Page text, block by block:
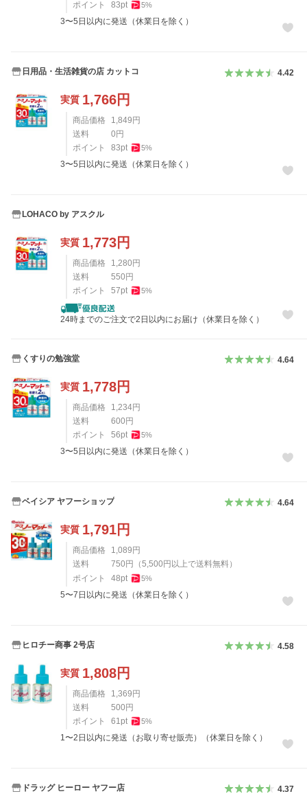
ポイント
83pt 5%
3〜5日以内に発送（休業日を除く）
日用品・生活雑貨の店 カットコ 4.42
実質 1,766円
商品価格 1,849 円
送料
0 円
ポイント
83pt 5%
3〜5日以内に発送（休業日を除く）
LOHACO by アスクル
実質 1,773円
商品価格 1,280 円
送料
550 円
ポイント
57pt 5%
24時までのご注文で2日以内にお届け（休業日を除く）
くすりの勉強堂 4.64
実質 1,778円
商品価格 1,234円
送料
600円
ポイント
56pt 5%
3〜5日以内に発送（休業日を除く）
ベイシア ヤフーショップ 4.64
実質 1,791円
商品価格 1,089円
送料
750円 （5,500円以上で送料無料）
ポイント
48pt 5%
5〜7日以内に発送（休業日を除く）
ヒロチー商事 2号店 4.58
実質 1,808円
商品価格 1,369円
送料
500円
ポイント
61 pt 5%
1〜2日以内に発送（お取り寄せ販売）（休業日を除く）
ドラッグ ヒーロー ヤフー店 4.37